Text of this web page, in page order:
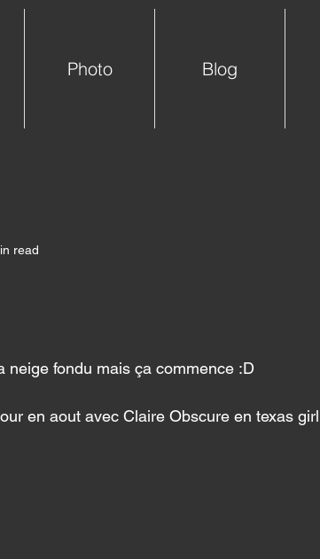
Photo Blog
read
neige fondu mais ça commence :D
en aout avec Claire Obscure en texas girl